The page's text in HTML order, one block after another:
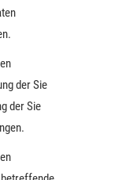
der Sie
der Sie